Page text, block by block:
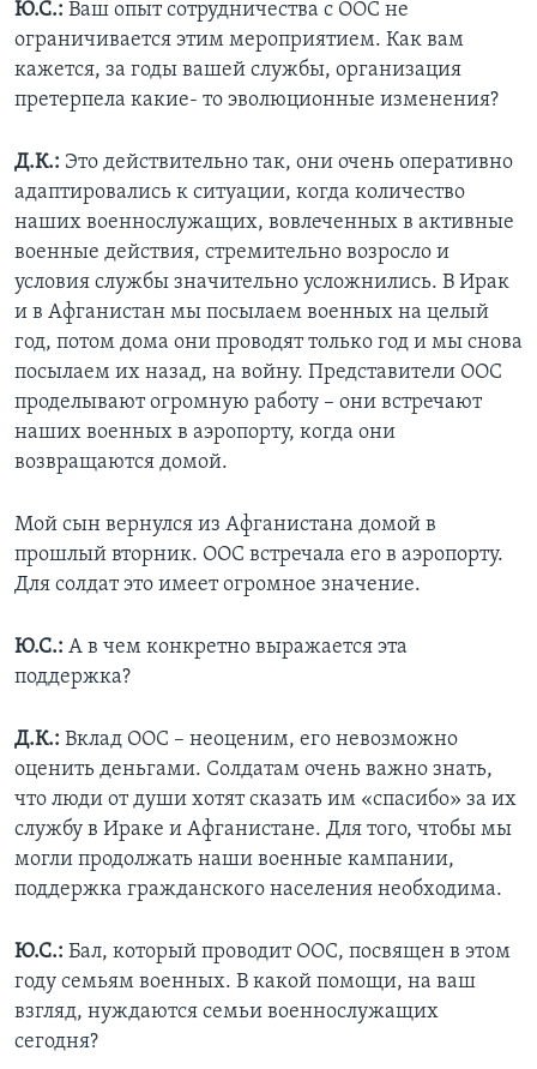
Ю.С.: Ваш опыт сотрудничества с ООС не
ограничивается этим мероприятием. Как вам
кажется, за годы вашей службы, организация
претерпела какие- то эволюционные изменения?
Д.К.: Это действительно так, они очень оперативно
адаптировались к ситуации, когда количество
наших военнослужащих, вовлеченных в активные
военные действия, стремительно возросло и
условия службы значительно усложнились. В Ирак
и в Афганистан мы посылаем военных на целый
год, потом дома они проводят только год и мы снова
посылаем их назад, на войну. Представители ООС
проделывают огромную работу – они встречают
наших военных в аэропорту, когда они
возвращаются домой.
Мой сын вернулся из Афганистана домой в
прошлый вторник. ООС встречала его в аэропорту.
Для солдат это имеет огромное значение.
Ю.С.: А в чем конкретно выражается эта
поддержка?
Д.К.: Вклад ООС – неоценим, его невозможно
оценить деньгами. Солдатам очень важно знать,
что люди от души хотят сказать им «спасибо» за их
службу в Ираке и Афганистане. Для того, чтобы мы
могли продолжать наши военные кампании,
поддержка гражданского населения необходима.
Ю.С.: Бал, который проводит ООС, посвящен в этом
году семьям военных. В какой помощи, на ваш
взгляд, нуждаются семьи военнослужащих
сегодня?